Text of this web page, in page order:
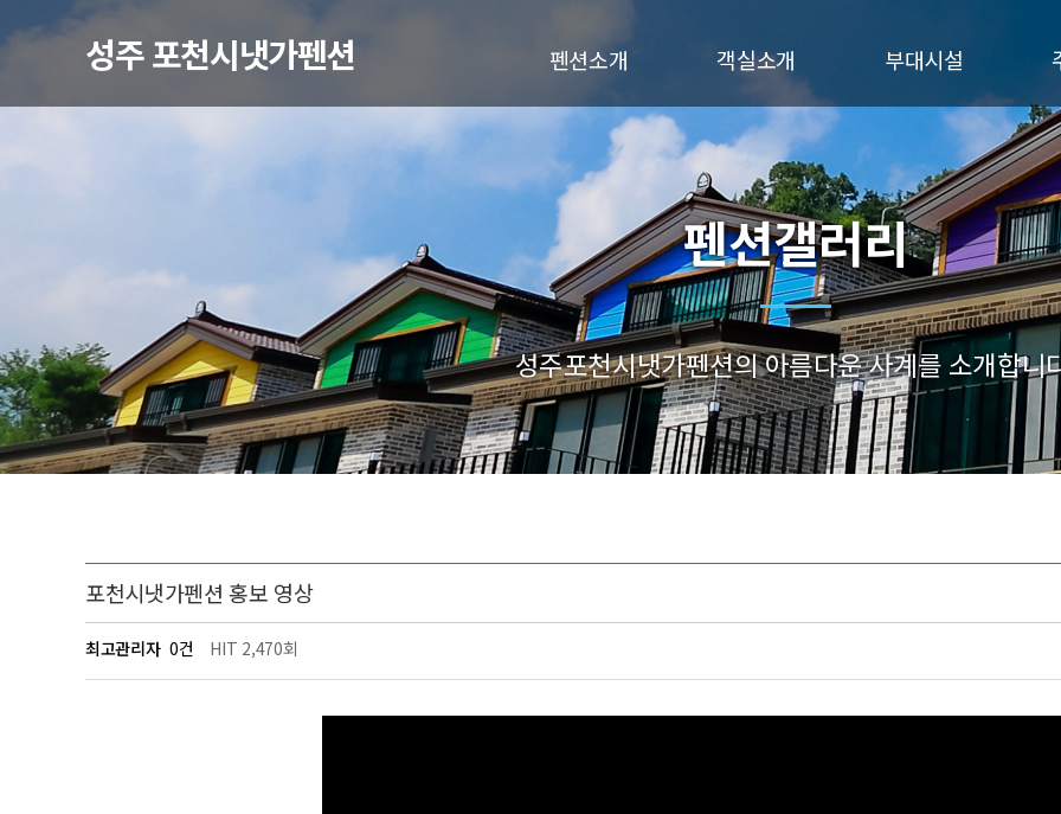
성주 포천시냇가펜션 펜션소개
인사말
오시는길
객실소개
연블루
초록
진블루
부대시설
서브메뉴
펜션갤러리
성주포천시냇가펜션의 아름다운 사계를 소개합니
포천시냇가펜션 홍보 영상
최고관리자 0건 HIT 2,470회